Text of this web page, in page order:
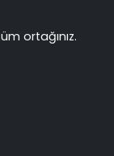
ortağınız.